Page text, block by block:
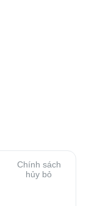
Chính sách
hủy bỏ